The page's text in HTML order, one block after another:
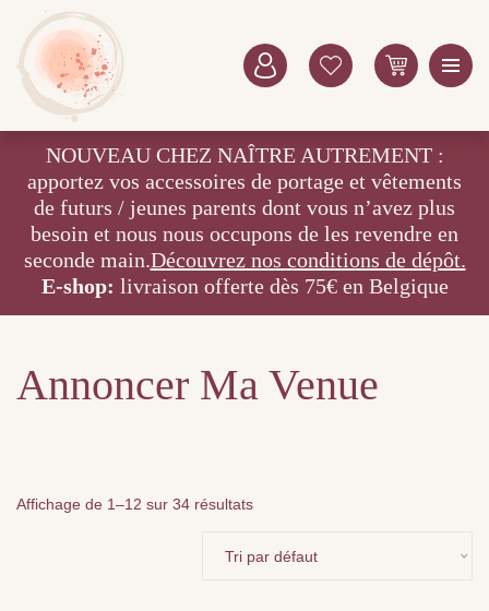
NOUVEAU CHEZ NAÎTRE AUTREMENT :
apportez vos accessoires de portage et vêtements
de futurs / jeunes parents dont vous n’avez plus
besoin et nous nous occupons de les revendre en
seconde main.Découvrez nos conditions de dépôt.
E-shop: livraison offerte dès 75€ en Belgique
Annoncer Ma Venue
Affichage de 1–12 sur 34 résultats